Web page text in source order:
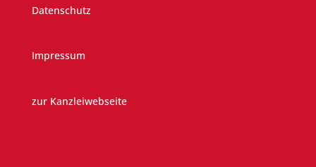
Datenschutz
Impressum
zur Kanzleiwebseite